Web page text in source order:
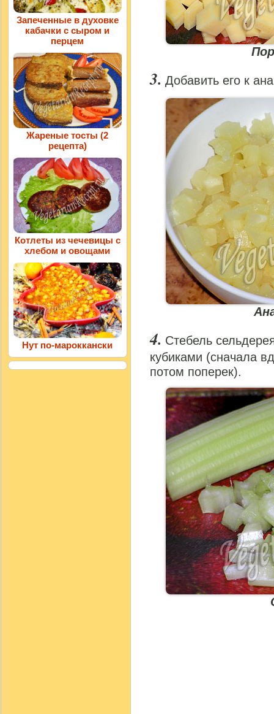
Добавить его к
Стебель
кубиками (сначала
потом поперек).
Запеченные в духовке
кабачки с сыром и
перцем
Жареные тосты (2
рецепта)
Котлеты из чечевицы с
хлебом и овощами
Нут по-мароккански